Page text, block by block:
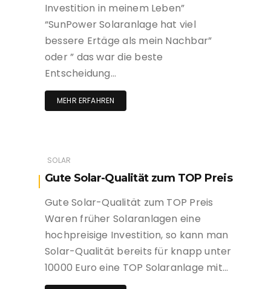
Investition in meinem Leben”
“SunPower Solaranlage hat viel
bessere Ertäge als mein Nachbar”
oder ” das war die beste
Entscheidung…
MEHR ERFAHREN
SOLAR
Gute Solar-Qualität zum TOP Preis
Gute Solar-Qualität zum TOP Preis
Waren früher Solaranlagen eine
hochpreisige Investition, so kann man
Solar-Qualität bereits für knapp unter
10000 Euro eine TOP Solaranlage mit…